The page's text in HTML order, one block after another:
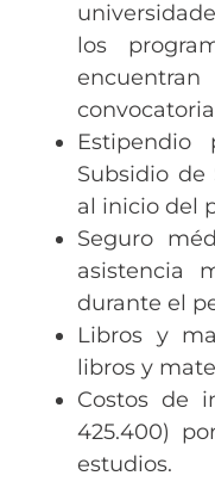
los
Estipendio
Subsidio de
al inicio del
Seguro
asistencia
durante el
Libros y
libros y
Costos de
425.400)
estudios.